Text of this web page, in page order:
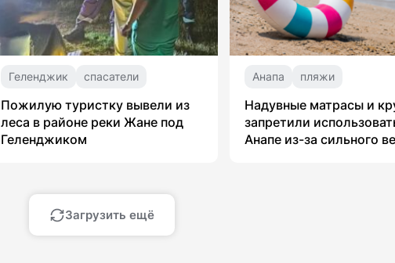
Геленджик спасатели
Пожилую туристку вывели из
леса в районе реки Жане под
Геленджиком
Анапа пляжи
Надувные матрасы и
запретили
Анапе из-за сильного
Загрузить ещё